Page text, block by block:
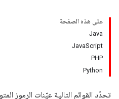
على هذه الصفحة
Java
JavaScript
PHP
Python